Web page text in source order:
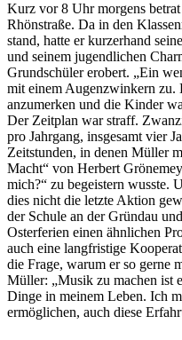
Kurz vor 8 Uhr morgens
Rhönstraße. Da in den
stand, hatte er kurzerhand
und seinem jugendlichen
Grundschüler erobert. „Ein
mit einem Augenzwinkern
anzumerken und die Kinder
Der Zeitplan war straff.
pro Jahrgang, insgesamt vier
Zeitstunden, in denen Müller
Macht“ von Herbert
mich?“ zu begeistern wusste.
dies nicht die letzte Aktion
der Schule an der Gründau
Osterferien einen ähnlichen
auch eine langfristige
die Frage, warum er so gerne
Müller: „Musik zu machen ist
Dinge in meinem Leben. Ich
ermöglichen, auch diese